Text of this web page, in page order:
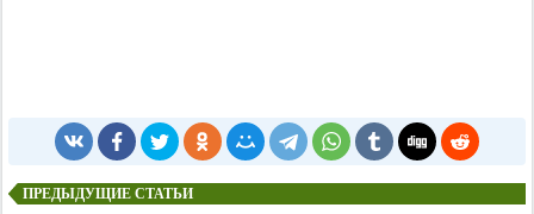
ПРЕДЫДУЩИЕ СТАТЬИ